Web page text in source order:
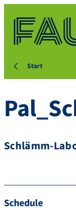
Start
Schlämm-
Schedule